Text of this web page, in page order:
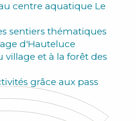
centre aquatique Le
sentiers thématiques
d'Hauteluce
village et à la forêt des
grâce aux pass